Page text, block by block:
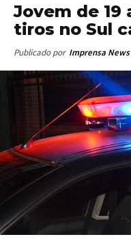
Jovem de 19
tiros no Sul
Publicado por Imprensa